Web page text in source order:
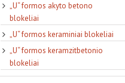
„U“ formos akyto betono
blokeliai
„U“ formos keraminiai blokeliai
„U“ formos keramzitbetonio
blokeliai